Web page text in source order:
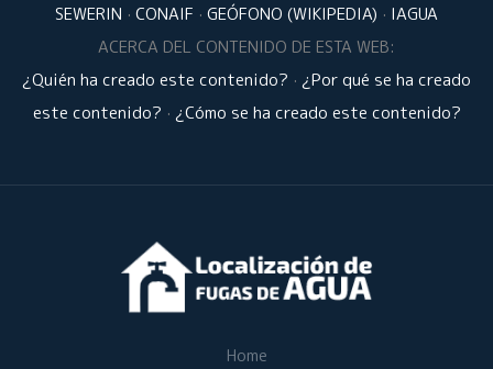
SEWERIN · CONAIF · GEÓFONO (WIKIPEDIA) · IAGUA
ACERCA DEL CONTENIDO DE ESTA WEB:
¿Quién ha creado este contenido? · ¿Por qué se ha creado
este contenido? · ¿Cómo se ha creado este contenido?
Home